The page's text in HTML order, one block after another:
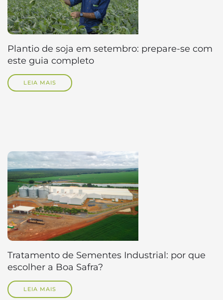
Plantio de soja em setembro: prepare-se com
este guia completo
LEIA MAIS
Tratamento de Sementes Industrial: por que
escolher a Boa Safra?
LEIA MAIS